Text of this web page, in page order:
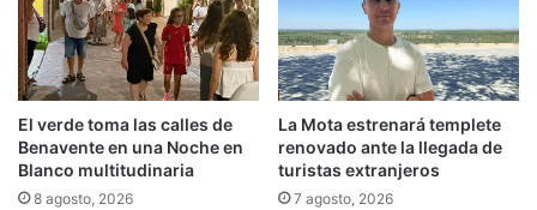
El verde toma las calles de
Benavente en una Noche en
Blanco multitudinaria
8 agosto, 2026
La Mota estrenará templete
renovado ante la llegada de
turistas extranjeros
7 agosto, 2026